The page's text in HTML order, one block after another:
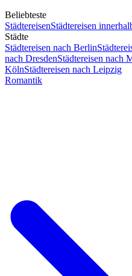
Beliebteste
StädtereisenStädtereisen
Städte
Städtereisen nach Berlin
nach DresdenStädtereisen nach
KölnStädtereisen nach Leipzig
Romantik